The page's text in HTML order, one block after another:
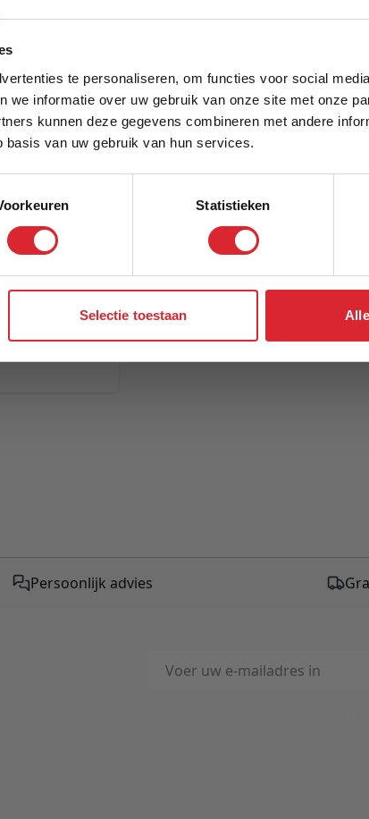
te personaliseren, om functies voor social
we informatie over uw gebruik van onze site met onze
kunnen deze gegevens combineren met andere
van uw gebruik van hun services.
Statistieken
Selectie toestaan
Kleur
Persoonlijk advies
E-mailadres
Korting
in en ontvang direct een kortingscode